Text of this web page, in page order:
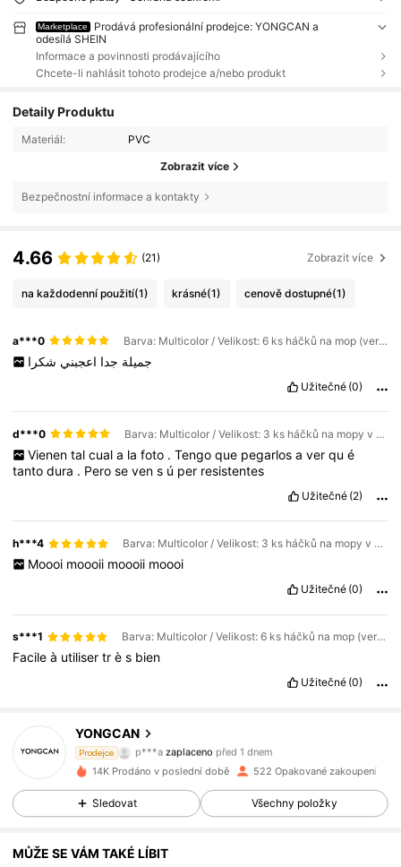
Marketplace
Prodává profesionální prodejce: YONGCAN a
odesílá SHEIN
Informace a povinnosti prodávajícího
Chcete-li nahlásit tohoto prodejce a/nebo produkt
Detaily Produktu
Materiál: PVC
Zobrazit více
Bezpečnostní informace a kontakty
4.66 (21) Zobrazit více
na každodenní použití(1) krásné(1) cenově dostupné(1)
a***0 Barva: Multicolor / Velikost: 6 ks háčků na mop (verze s vylepšeným sacím systémem)
جميلة جدا اعجبني شكرا
Užitečné (0)
d***0 Barva: Multicolor / Velikost: 3 ks háčků na mopy v náhodných barvách (silný materiál)
Vienen tal cual a la foto . Tengo que pegarlos a ver qu é
tantodura . Perosevens ú per resistentes
Užitečné (2)
h***4 Barva: Multicolor / Velikost: 3 ks háčků na mopy v náhodných barvách (silný materiál)
Moooi moooii moooii moooi
Užitečné (0)
s***1 Barva: Multicolor / Velikost: 6 ks háčků na mop (verze s vylepšeným sacím systémem)
Facileà utilisertrès bien
Užitečné (0)
YONGCAN
Prodejce
4.78
p***a zaplaceno před 1 dnem
b***8začal/a sledovat před 1 dnem
77 Sledující
4.78 77 Sledující
14K Prodáno v poslední době 522 Opakované zakoupení
Sledovat Všechny položky
MŮŽE SE VÁM TAKÉ LÍBIT